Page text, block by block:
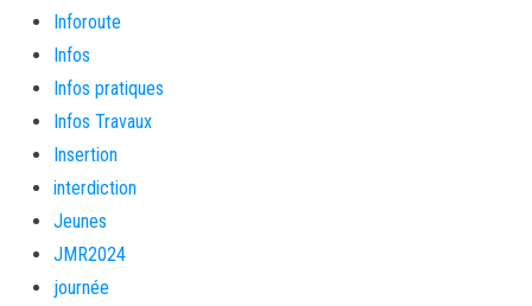
Inforoute
Infos
Infos pratiques
Infos Travaux
Insertion
interdiction
Jeunes
JMR2024
journée